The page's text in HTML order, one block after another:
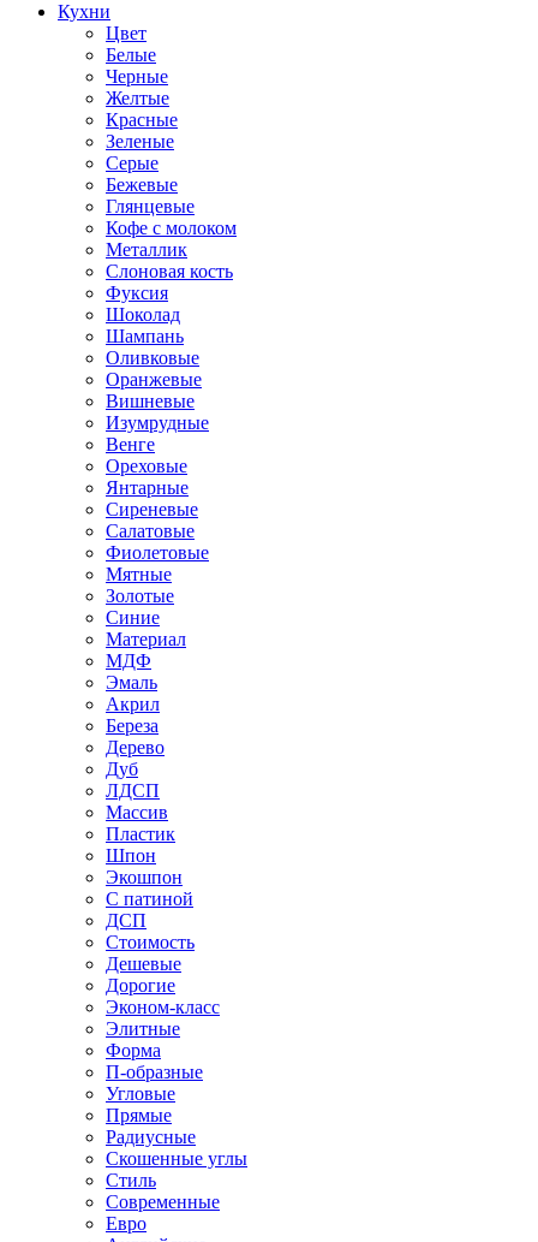
Кухни
Цвет
Белые
Черные
Желтые
Красные
Зеленые
Серые
Бежевые
Глянцевые
Кофе с молоком
Металлик
Слоновая кость
Фуксия
Шоколад
Шампань
Оливковые
Оранжевые
Вишневые
Изумрудные
Венге
Ореховые
Янтарные
Сиреневые
Салатовые
Фиолетовые
Мятные
Золотые
Синие
Материал
МДФ
Эмаль
Акрил
Береза
Дерево
Дуб
ЛДСП
Массив
Пластик
Шпон
Экошпон
С патиной
ДСП
Стоимость
Дешевые
Дорогие
Эконом-класс
Элитные
Форма
П-образные
Угловые
Прямые
Радиусные
Скошенные углы
Стиль
Современные
Евро